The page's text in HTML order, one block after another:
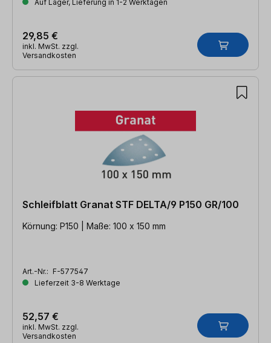
Auf Lager, Lieferung in 1-2 Werktagen
29,85 €
inkl. MwSt. zzgl.
Versandkosten
Schleifblatt Granat STF DELTA/9 P150 GR/100
Körnung: P150 | Maße: 100 x 150 mm
Art.-Nr.: F-577547
Lieferzeit 3-8 Werktage
52,57 €
inkl. MwSt. zzgl.
Versandkosten